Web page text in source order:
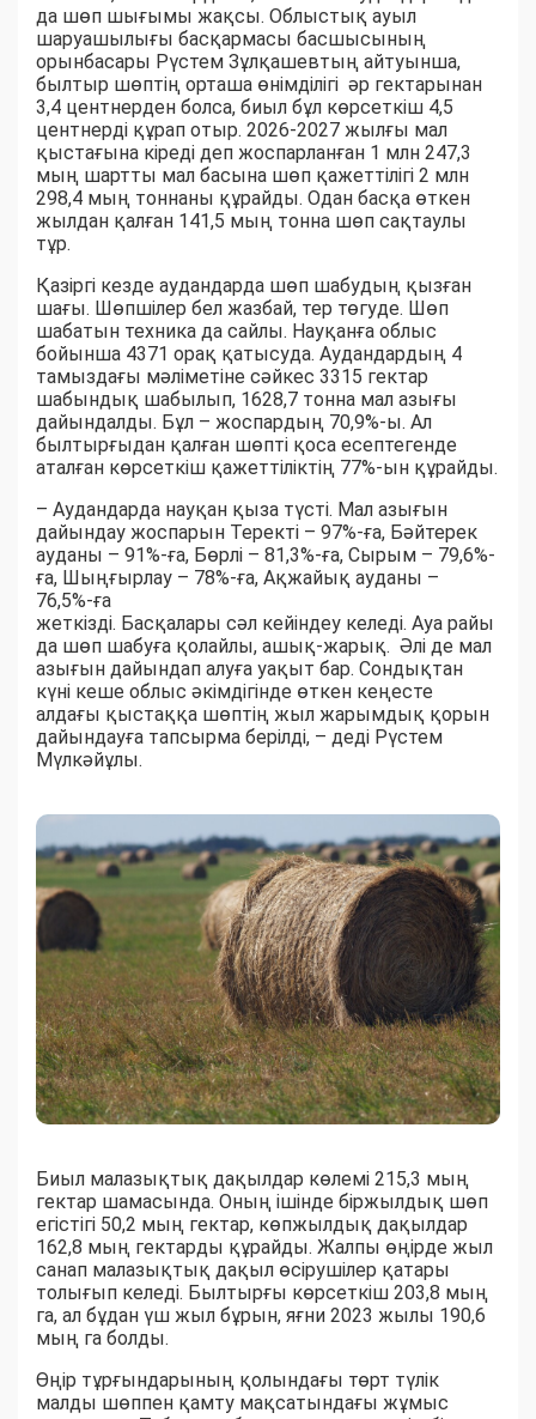
да шөп шығымы жақсы. Облыстық ауыл
шаруашылығы басқармасы басшысының
орынбасары Рүстем Зұлқашевтың айтуынша,
былтыр шөптің орташа өнімділігі әр гектарынан
3,4 центнерден болса, биыл бұл көрсеткіш 4,5
центнерді құрап отыр. 2026-2027 жылғы мал
қыстағына кіреді деп жоспарланған 1 млн 247,3
мың шартты мал басына шөп қажеттілігі 2 млн
298,4 мың тоннаны құрайды. Одан басқа өткен
жылдан қалған 141,5 мың тонна шөп сақтаулы
тұр.
Қазіргі кезде аудандарда шөп шабудың қызған
шағы. Шөпшілер бел жазбай, тер төгуде. Шөп
шабатын техника да сайлы. Науқанға облыс
бойынша 4371 орақ қатысуда. Аудандардың 4
тамыздағы мәліметіне сәйкес 3315 гектар
шабындық шабылып, 1628,7 тонна мал азығы
дайындалды. Бұл – жоспардың 70,9%-ы. Ал
былтырғыдан қалған шөпті қоса есептегенде
аталған көрсеткіш қажеттіліктің 77%-ын құрайды.
– Аудандарда науқан қыза түсті. Мал азығын
дайындау жоспарын Теректі – 97%-ға, Бәйтерек
ауданы – 91%-ға, Бөрлі – 81,3%-ға, Сырым – 79,6%-
ға, Шыңғырлау – 78%-ға, Ақжайық ауданы –
76,5%-ға
жеткізді. Басқалары сәл кейіндеу келеді. Ауа райы
да шөп шабуға қолайлы, ашық-жарық. Әлі де мал
азығын дайындап алуға уақыт бар. Сондықтан
күні кеше облыс әкімдігінде өткен кеңесте
алдағы қыстаққа шөптің жыл жарымдық қорын
дайындауға тапсырма берілді, – деді Рүстем
Мүлкәйұлы.
Биыл малазықтық дақылдар көлемі 215,3 мың
гектар шамасында. Оның ішінде біржылдық шөп
егістігі 50,2 мың гектар, көпжылдық дақылдар
162,8 мың гектарды құрайды. Жалпы өңірде жыл
санап малазықтық дақыл өсірушілер қатары
толығып келеді. Былтырғы көрсеткіш 203,8 мың
га, ал бұдан үш жыл бұрын, яғни 2023 жылы 190,6
мың га болды.
Өңір тұрғындарының қолындағы төрт түлік
малды шөппен қамту мақсатындағы жұмыс